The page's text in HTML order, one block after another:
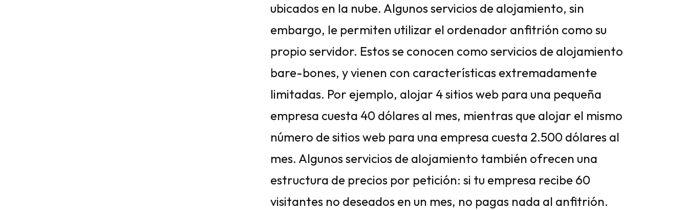
ubicados en la nube. Algunos servicios de alojamiento, sin
embargo, le permiten utilizar el ordenador anfitrión como su
propio servidor. Estos se conocen como servicios de alojamiento
bare-bones, y vienen con características extremadamente
limitadas. Por ejemplo, alojar 4 sitios web para una pequeña
empresa cuesta 40 dólares al mes, mientras que alojar el mismo
número de sitios web para una empresa cuesta 2.500 dólares al
mes. Algunos servicios de alojamiento también ofrecen una
estructura de precios por petición: si tu empresa recibe 60
visitantes no deseados en un mes, no pagas nada al anfitrión.